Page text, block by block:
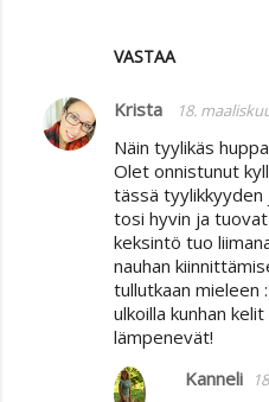
VASTAA
Krista 18.
Näin tyylikäs
Olet onnistunut
tässä
tosi hyvin ja
keksintö tuo
nauhan
tullutkaan mieleen
ulkoilla kunhan
lämpenevät!
Kanneli